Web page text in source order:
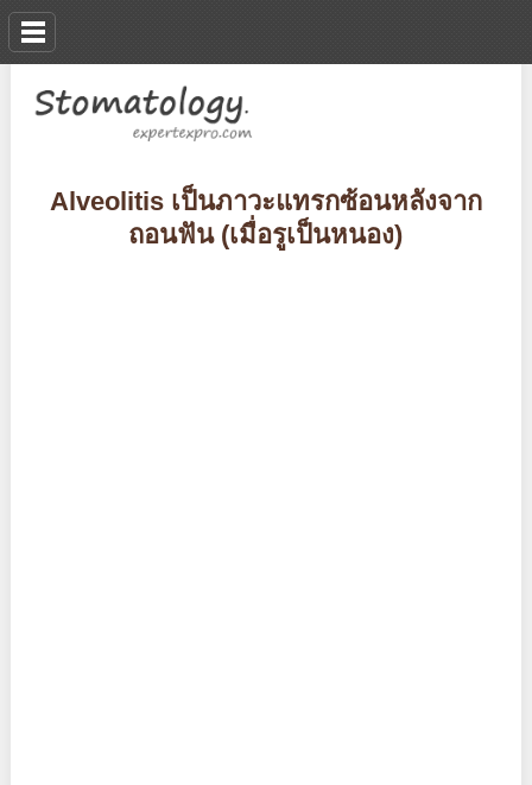
Alveolitis เป็นภาวะแทรกซ้อนหลังจาก
ถอนฟัน (เมื่อรูเป็นหนอง)